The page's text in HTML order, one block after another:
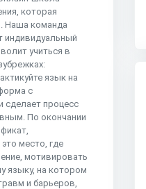
которая
Наша команда
индивидуальный
учиться в
язык на
с
сделает процесс
По окончании
место, где
мотивировать
языку, на котором
и барьеров,